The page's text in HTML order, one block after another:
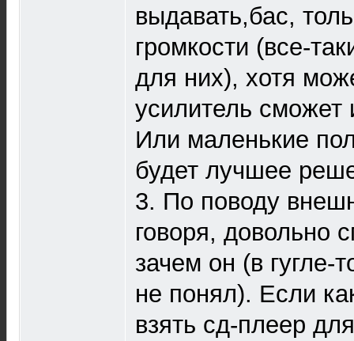
выдавать,бас,
громкости (все-
для них), хотя
усилитель сможет
Или маленькие
будет лучшее
3. По поводу
говоря, довольно
зачем он (в гугле-
не понял). Если
взять сд-плеер